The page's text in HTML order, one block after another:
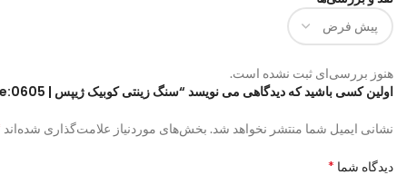
هنوز بررسی‌ای ثبت نشده است.
اولین کسی باشید که دیدگاهی می نویسد “سنگ زینتی کوبیک ژیپس | code:0605”
نشانی ایمیل شما منتشر نخواهد شد. بخش‌های موردنیاز علامت‌گذاری شده‌اند
دیدگاه شما *